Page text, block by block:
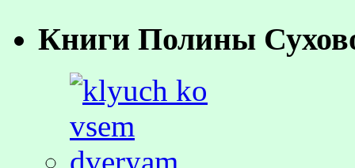
Книги Полины